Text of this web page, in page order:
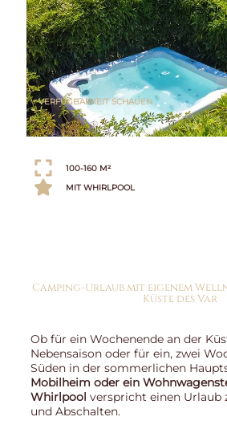
VERFÜGBARKEIT SCHAUEN
100-160 M²
MIT WHIRLPOOL
Camping-Urlaub mit eigenem
Küste des Var
Ob für ein Wochenende an der
Nebensaison oder für ein, zwei
Süden in der sommerlichen
Mobilheim oder ein
Whirlpool verspricht einen Urlaub
und Abschalten.